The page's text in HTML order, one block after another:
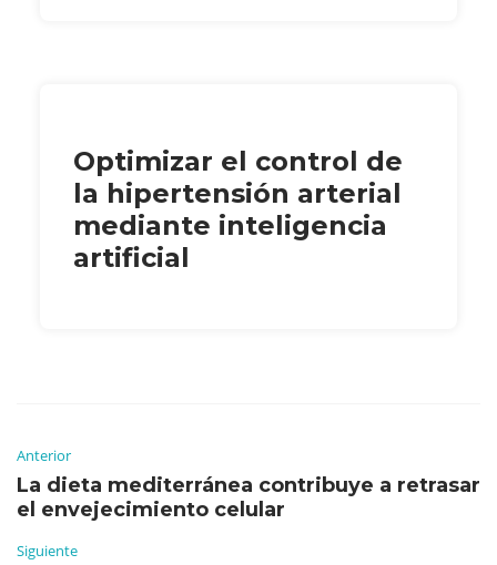
Optimizar el control de
la hipertensión arterial
mediante inteligencia
artificial
Anterior
La dieta mediterránea contribuye a retrasar
el envejecimiento celular
Siguiente